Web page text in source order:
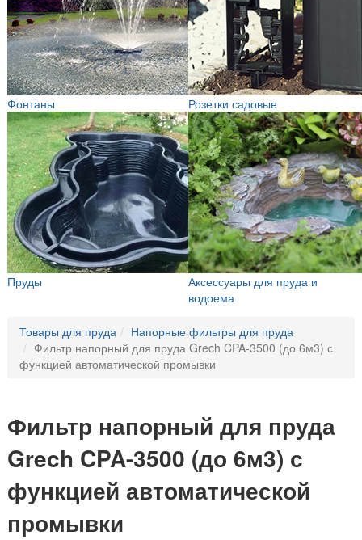
Фонтаны Розетки садовые
Пруды
Аксессуары для пруда и
водоема
Товары для пруда
Напорные фильтры для пруда
Фильтр напорный для пруда Grech CPA-3500 (до 6м3) с
функцией автоматической промывки
Фильтр напорный для пруда
Grech CPA-3500 (до 6м3) с
функцией автоматической
промывки